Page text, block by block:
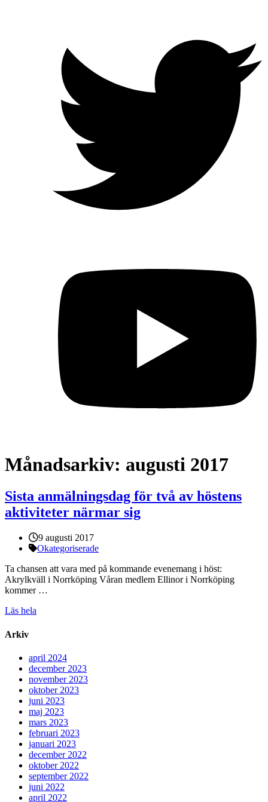
Månadsarkiv: augusti 2017
Sista anmälningsdag för två av höstens
aktiviteter närmar sig
Publicerat:
9 augusti 2017
Kategorier:
Okategoriserade
Ta chansen att vara med på kommande evenemang i höst:
Akrylkväll i Norrköping Våran medlem Ellinor i Norrköping
kommer …
Läs hela
Arkiv
april 2024
december 2023
november 2023
oktober 2023
juni 2023
maj 2023
mars 2023
februari 2023
januari 2023
december 2022
oktober 2022
september 2022
juni 2022
april 2022